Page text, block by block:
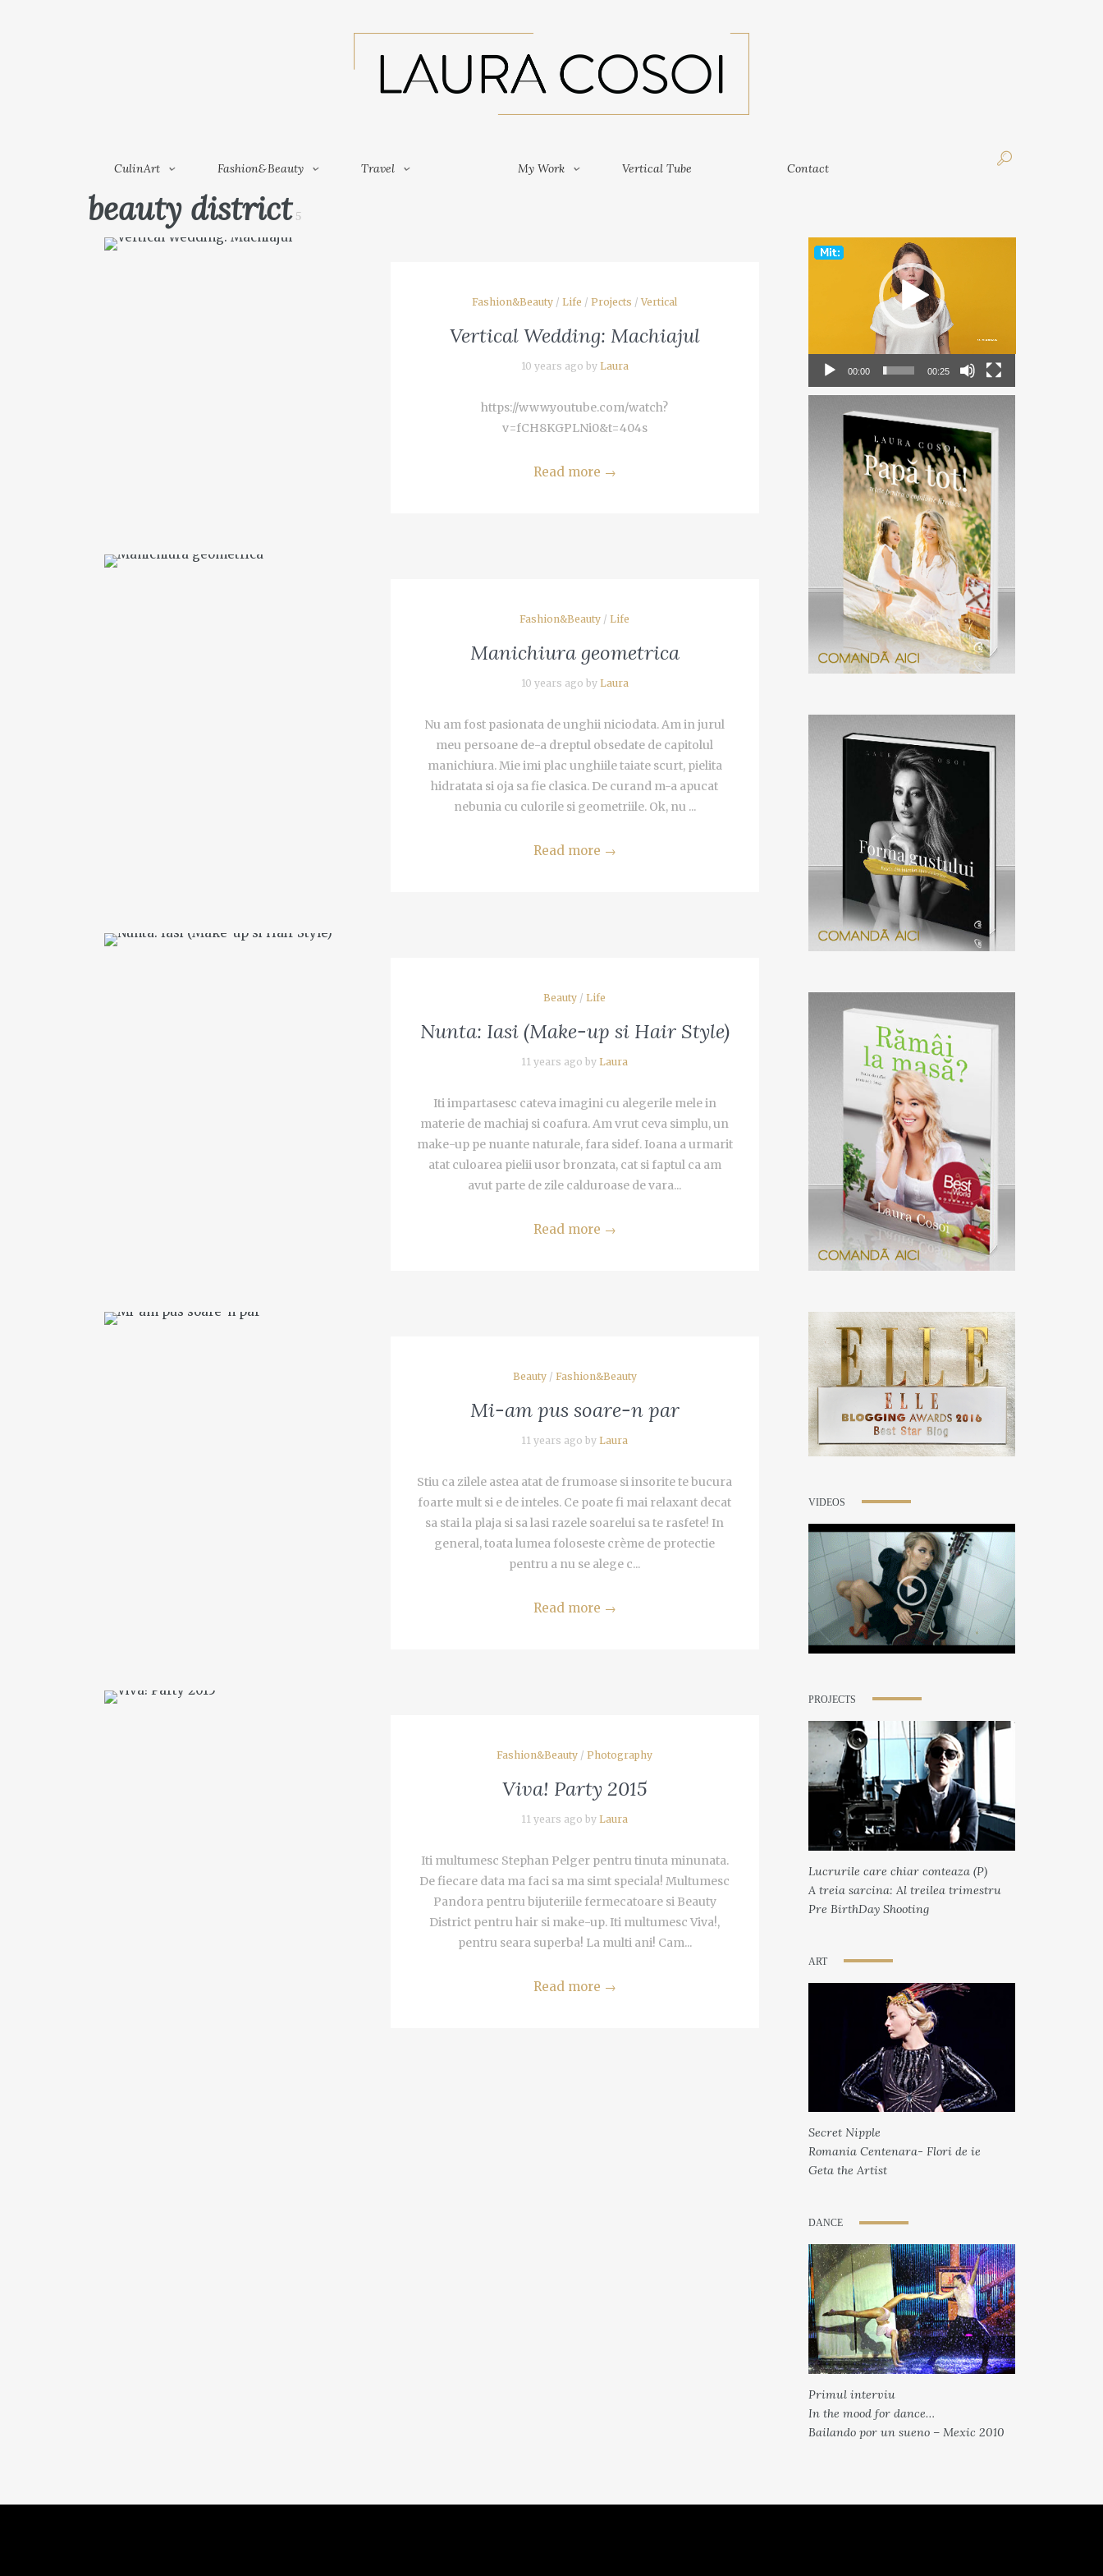
Travel My Work
CulinArt Fashion&Beauty Travel My Work Vertical Tube Contact
beauty district5
Fashion&Beauty /Life /Projects /Vertical
Vertical Wedding: Machiajul
10 years ago by Laura
https://www.youtube.com/watch?
v=fCH8KGPLNi0&t=404s
Read more →
Fashion&Beauty /Life
Manichiura geometrica
10 years ago by Laura
Nu am fost pasionata de unghii niciodata. Am in jurul
meu persoane de-a dreptul obsedate de capitolul
manichiura. Mie imi plac unghiile taiate scurt, pielita
hidratata si oja sa fie clasica. De curand m-a apucat
nebunia cu culorile si geometriile. Ok, nu ...
Read more →
Beauty /Life
Nunta: Iasi (Make-up si Hair Style)
11 years ago byLaura
Iti impartasesc cateva imagini cu alegerile mele in
materie de machiaj si coafura. Am vrut ceva simplu, un
make-up pe nuante naturale, fara sidef. Ioana a urmarit
atat culoarea pielii usor bronzata, cat si faptul ca am
avut parte de zile calduroase de vara...
Read more →
Beauty/ Fashion&Beauty
Mi-am pus soare-n par
11 years ago byLaura
Stiu ca zilele astea atat de frumoase si insorite te bucura
foarte mult si e de inteles. Ce poate fi mai relaxant decat
sa stai la plaja si sa lasi razele soarelui sa te rasfete! In
general, toata lumea foloseste crème de protectie
pentru a nu se alege c...
Read more →
Fashion&Beauty /Photography
Viva! Party 2015
11 years ago byLaura
Iti multumesc Stephan Pelger pentru tinuta minunata.
De fiecare data ma faci sa ma simt speciala! Multumesc
Pandora pentru bijuteriile fermecatoare si Beauty
District pentru hair si make-up. Iti multumesc Viva!,
pentru seara superba! La multi ani! Cam...
Read more →
Video
00:00 00:25
VIDEOS
PROJECTS
Lucrurile care chiar conteaza (P)
A treia sarcina: Al treilea trimestru
Pre BirthDay Shooting
ART
Secret Nipple
Romania Centenara- Flori de ie
Geta the Artist
DANCE
Primul interviu
In the mood for dance…
Bailando por un sueno – Mexic 2010